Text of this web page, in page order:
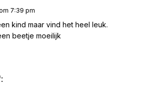
7:39 pm
kind maar vind het heel leuk.
beetje moeilijk